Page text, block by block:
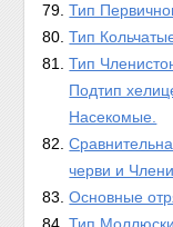
Тип
Тип
Тип
Подтип
Насекомые.
черви и
Основные